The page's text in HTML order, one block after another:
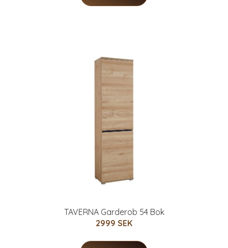
TAVERNA Garderob 54 Bok
2999 SEK